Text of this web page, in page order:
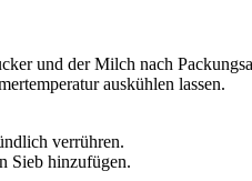
und der Milch nach
auskühlen lassen.
verrühren.
Sieb hinzufügen.